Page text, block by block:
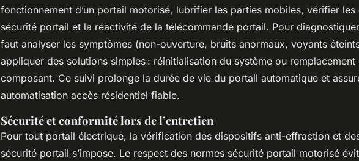
fonctionnement d’un portail motorisé, lubrifier les parties mobiles, vérifier les
sécurité portail et la réactivité de la télécommande portail. Pour
faut analyser les symptômes (non-ouverture, bruits anormaux, voyants
appliquer des solutions simples : réinitialisation du système ou remplacement
composant. Ce suivi prolonge la durée de vie du portail automatique et
automatisation accès résidentiel fiable.
Sécurité et conformité lors de l’entretien
Pour tout portail électrique, la vérification des dispositifs anti-effraction et
sécurité portail s’impose. Le respect des normes sécurité portail motorisé